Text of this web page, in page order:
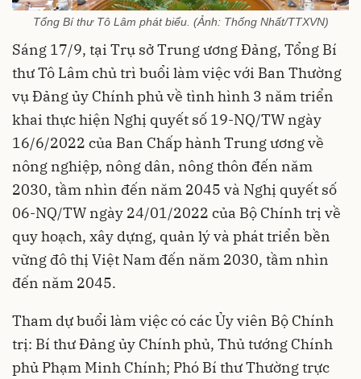
Tổng Bí thư Tô Lâm phát biểu. (Ảnh: Thống Nhất/TTXVN)
Sáng 17/9, tại Trụ sở Trung ương Đảng, Tổng Bí
thư Tô Lâm chủ trì buổi làm việc với Ban Thường
vụ Đảng ủy Chính phủ về tình hình 3 năm triển
khai thực hiện Nghị quyết số 19-NQ/TW ngày
16/6/2022 của Ban Chấp hành Trung ương về
nông nghiệp, nông dân, nông thôn đến năm
2030, tầm nhìn đến năm 2045 và Nghị quyết số
06-NQ/TW ngày 24/01/2022 của Bộ Chính trị về
quy hoạch, xây dựng, quản lý và phát triển bền
vững đô thị Việt Nam đến năm 2030, tầm nhìn
đến năm 2045.
Tham dự buổi làm việc có các Ủy viên Bộ Chính
trị: Bí thư Đảng ủy Chính phủ, Thủ tướng Chính
phủ Phạm Minh Chính; Phó Bí thư Thường trực